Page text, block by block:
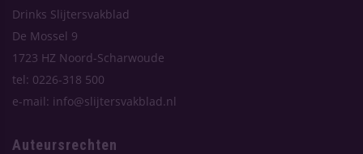
Drinks Slijtersvakblad
De Mossel 9
1723 HZ Noord-Scharwoude
tel: 0226-318 500
e-mail: info@slijtersvakblad.nl
Auteursrechten